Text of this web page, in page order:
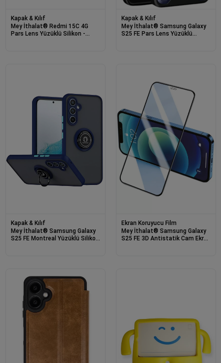
Kapak & Kılıf
Mey İthalat® Redmi 15C 4G
Pars Lens Yüzüklü Silikon -
Kapak & Kılıf
Mey İthalat® Samsung Galaxy
S25 FE Pars Lens Yüzüklü
Kapak & Kılıf
Mey İthalat® Samsung Galaxy
S25 FE Montreal Yüzüklü Silikon
Ekran Koruyucu Film
Mey İthalat® Samsung Galaxy
S25 FE 3D Antistatik Cam Ekran